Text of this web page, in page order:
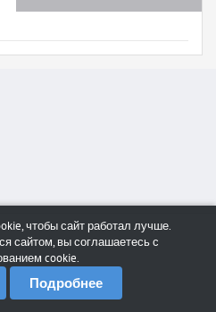
чтобы сайт работал лучше.
сайтом, вы соглашаетесь с
cookie.
Подробнее